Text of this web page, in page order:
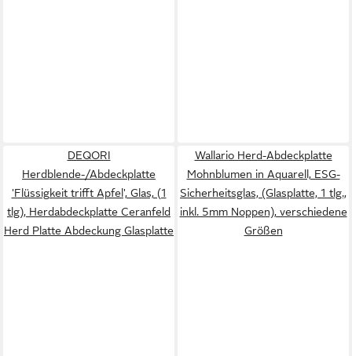
DEQORI
Herdblende-/Abdeckplatte
'Flüssigkeit trifft Apfel', Glas, (1
tlg), Herdabdeckplatte Ceranfeld
Herd Platte Abdeckung Glasplatte
Wallario Herd-Abdeckplatte
Mohnblumen in Aquarell, ESG-
Sicherheitsglas, (Glasplatte, 1 tlg.,
inkl. 5mm Noppen), verschiedene
Größen